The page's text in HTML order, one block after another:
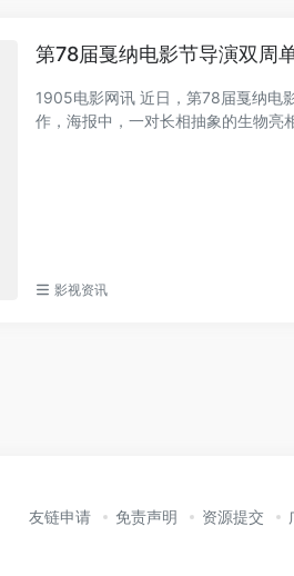
第78届戛纳电影节导演双周
1905电影网讯 近日，第78届戛纳电
作，海报中，一对长相抽象的生物亮
影视资讯
友链申请 免责声明 资源提交